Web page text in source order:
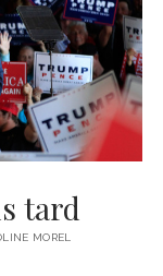
tard
MOREL